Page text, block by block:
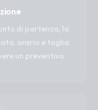
di partenza, la
orario e taglia
un preventivo.